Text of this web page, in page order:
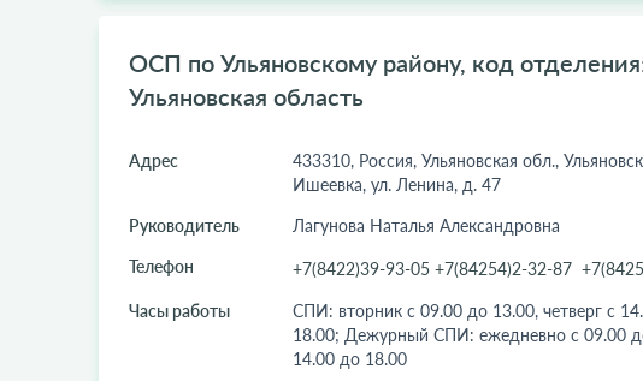
ОСП по Ульяновскому району, код
Ульяновская область
Адрес
433310, Россия, Ульяновская обл.,
Ишеевка, ул. Ленина, д. 47
Руководитель
Лагунова Наталья Александровна
Телефон
+7(8422)39-93-05 +7(84254)2-32-87
Часы работы
СПИ: вторник с 09.00 до 13.00, четверг с
18.00; Дежурный СПИ: ежедневно c 09.00
14.00 до 18.00